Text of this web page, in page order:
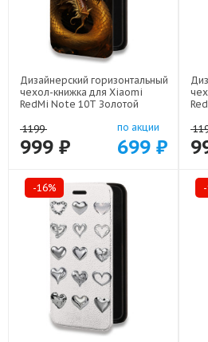
Дизайнерский горизонтальный
чехол-книжка для Xiaomi
RedMi Note 10T Золотой
1199
999 ₽
по акции
699 ₽
-16%